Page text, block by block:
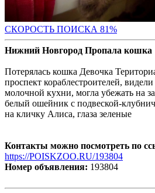
СКОРОСТЬ ПОИСКА 81%
Нижний Новгород Пропала кошка
Потерялась кошка Девочка
проспект кораблестроителей,
молочной кухни, могла убежать на
белый ошейник с подвеской-
на кличку Алиса, глаза зеленые
Контакты можно посмотреть по
https://POISKZOO.RU/193804
Номер объявления: 193804